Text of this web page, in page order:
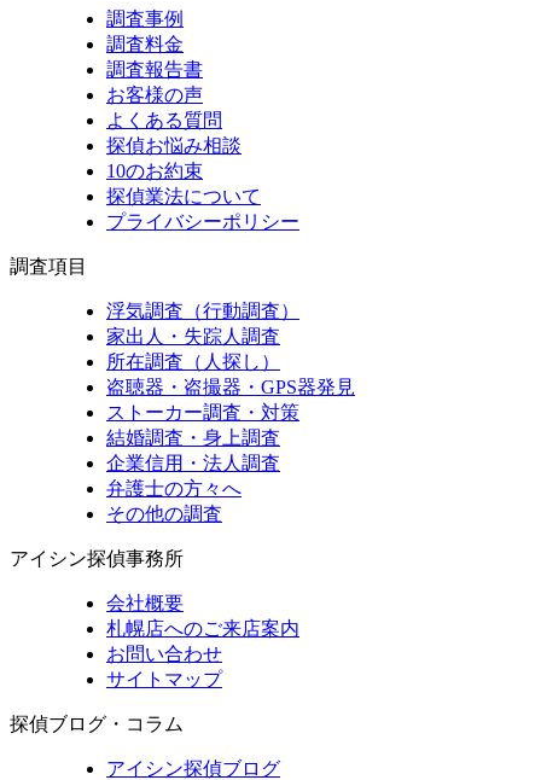
調査事例
調査料金
調査報告書
お客様の声
よくある質問
探偵お悩み相談
10のお約束
探偵業法について
プライバシーポリシー
調査項目
浮気調査（行動調査）
家出人・失踪人調査
所在調査（人探し）
盗聴器・盗撮器・GPS器発見
ストーカー調査・対策
結婚調査・身上調査
企業信用・法人調査
弁護士の方々へ
その他の調査
アイシン探偵事務所
会社概要
札幌店へのご来店案内
お問い合わせ
サイトマップ
探偵ブログ・コラム
アイシン探偵ブログ